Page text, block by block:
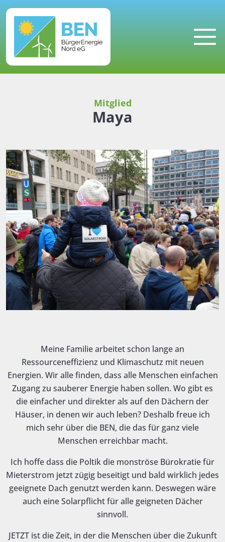
MENU
Mitglied
Maya
Meine Familie arbeitet schon lange an
Ressourceneffizienz und Klimaschutz mit neuen
Energien. Wir alle finden, dass alle Menschen einfachen
Zugang zu sauberer Energie haben sollen. Wo gibt es
die einfacher und direkter als auf den Dächern der
Häuser, in denen wir auch leben? Deshalb freue ich
mich sehr über die BEN, die das für ganz viele
Menschen erreichbar macht.
Ich hoffe dass die Poltik die monströse Bürokratie für
Mieterstrom jetzt zügig beseitigt und bald wirklich jedes
geeignete Dach genutzt werden kann. Deswegen wäre
auch eine Solarpflicht für alle geigneten Dächer
sinnvoll.
JETZT ist die Zeit, in der die Menschen über die Zukunft